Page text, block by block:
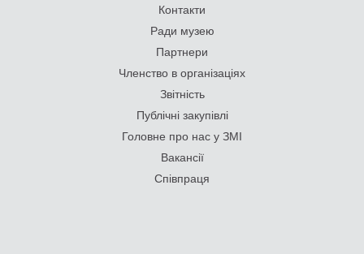
Контакти
Ради музею
Партнери
Членство в організаціях
Звітність
Публічні закупівлі
Головне про нас у ЗМІ
Вакансії
Співпраця